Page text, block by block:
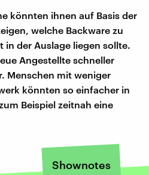
könnten ihnen auf Basis der
welche Backware zu
der Auslage liegen sollte.
Angestellte schneller
Menschen mit weniger
könnten so einfacher in
Beispiel zeitnah eine
Shownotes